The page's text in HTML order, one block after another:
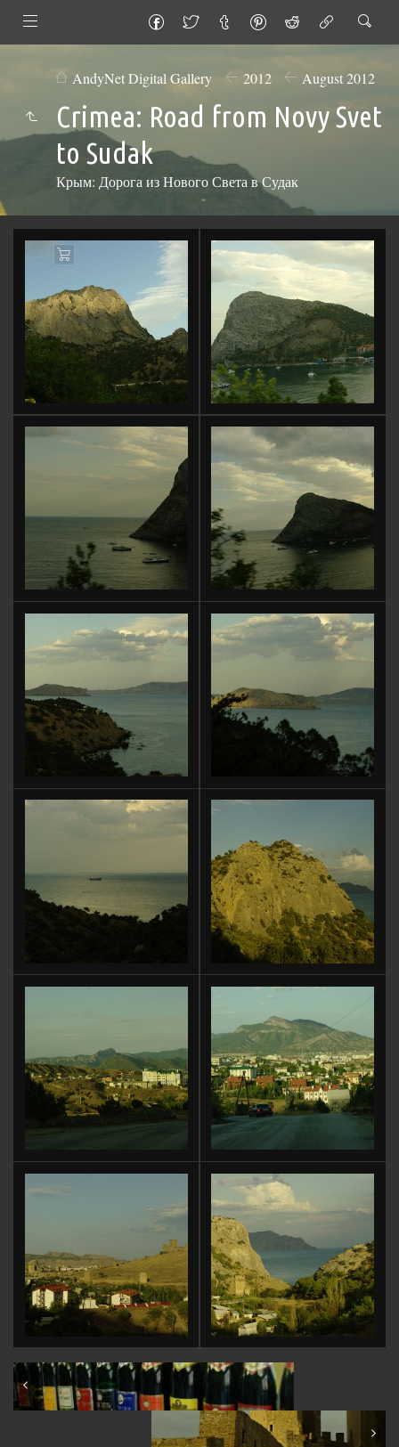
AndyNet Digital Gallery 2012 August 2012
Crimea: Road from Novy Svet
to Sudak
Крым: Дорога из Нового Света в Судак
to
Cart
Crimea: Novy Svet sparkling wines plant
Crimea: Sudak: Genoese fortress